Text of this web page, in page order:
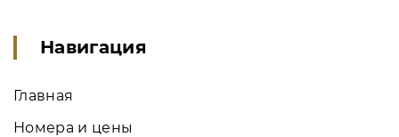
Навигация
Главная
Номера и цены